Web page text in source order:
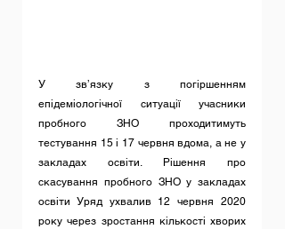
У зв’язку з погіршенням
епідеміологічної ситуації учасники
пробного ЗНО проходитимуть
тестування 15 і 17 червня вдома, а не у
закладах освіти. Рішення про
скасування пробного ЗНО у закладах
освіти Уряд ухвалив 12 червня 2020
року через зростання кількості хворих